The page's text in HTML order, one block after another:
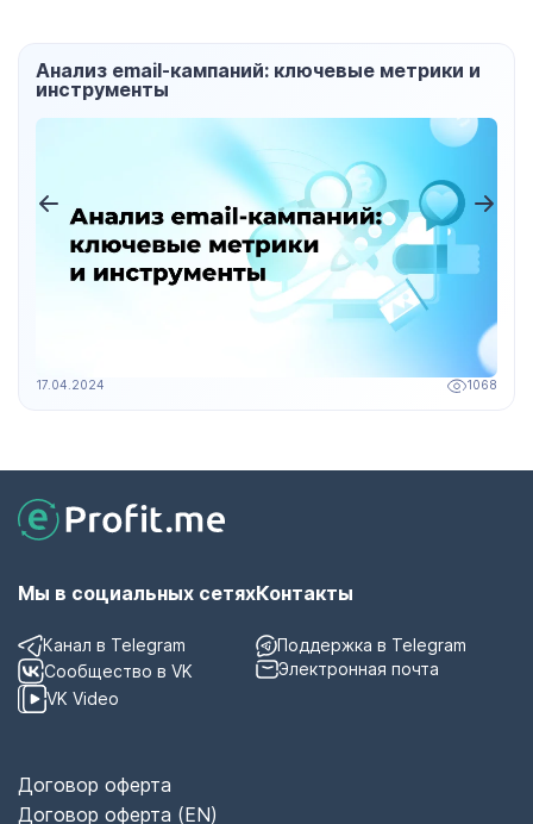
Анализ email-кампаний: ключевые метрики и
инструменты
17.04.2024 1068
Договор оферта
Договор оферта (EN)
Мы в социальных сетях
Канал в Telegram
Сообщество в VK
VK Video
Контакты
Поддержка в Telegram
Электронная почта